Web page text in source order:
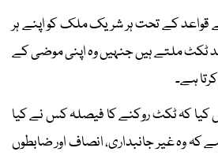
کے تحت ہر شریک ملک کو اپنے ہر
لیے تقریباً 8 فیصد ٹکٹ ملتے ہیں جنہیں وہ اپنی موضی کے
ہے۔
کیا کہ ٹکٹ روکنے کا فیصلہ کس نے کیا
کہ وہ غیر جانبداری، انصاف اور ضابطوں